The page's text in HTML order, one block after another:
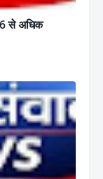
6 से अधिक